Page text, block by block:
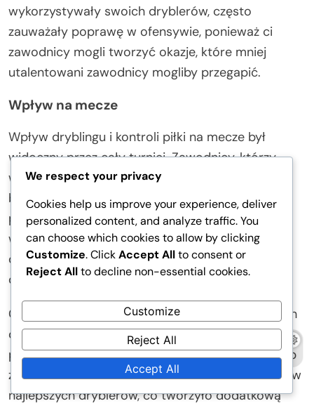
wykorzystywały swoich dryblerów, często
zauważały poprawę w ofensywie, ponieważ ci
zawodnicy mogli tworzyć okazje, które mniej
utalentowani zawodnicy mogliby przegapić.
Wpływ na mecze
Wpływ dryblingu i kontroli piłki na mecze był
widoczny przez cały turniej. Zawodnicy, którzy
wyróżniali się w tych obszarach, często zmieniali
bieg wydarzeń w kluczowych momentach,
prowadząc do goli lub asyst, które definiowały
wyniki meczów. Na przykład, zdolność Sánchez’a
do przełamywania obrony często prowadziła do
okazji do zdobycia bramek dla Chile.
Co więcej, psychologiczny wpływ utalentowanych
dryblerów na przeciwników nie może być
pominięty. Obrońcy często czuli się niepewnie lub
znajdowali się poza pozycją, gdy stawali naprzeciw
najlepszych dryblerów, co tworzyło dodatkową
We respect your privacy
Cookies help us improve your experience, deliver
personalized content, and analyze traffic. You
can choose which cookies to allow by clicking
Customize. ClickAccept Allto consent or
Reject Allto decline non-essential cookies.
Customize
Reject All
Accept All